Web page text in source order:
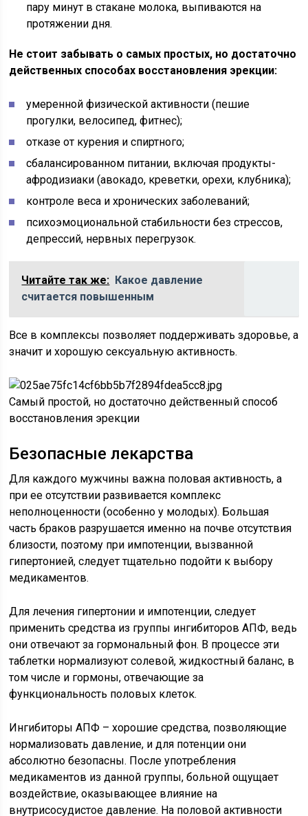
пару минут в стакане молока, выпиваются на
протяжении дня.
Не стоит забывать о самых простых, но достаточно
действенных способах восстановления эрекции:
умеренной физической активности (пешие
прогулки, велосипед, фитнес);
отказе от курения и спиртного;
сбалансированном питании, включая продукты-
афродизиаки (авокадо, креветки, орехи, клубника);
контроле веса и хронических заболеваний;
психоэмоциональной стабильности без стрессов,
депрессий, нервных перегрузок.
Читайте так же: Какое давление
считается повышенным
Все в комплексы позволяет поддерживать здоровье, а
значит и хорошую сексуальную активность.
Самый простой, но достаточно действенный способ
восстановления эрекции
Безопасные лекарства
Для каждого мужчины важна половая активность, а
при ее отсутствии развивается комплекс
неполноценности (особенно у молодых). Большая
часть браков разрушается именно на почве отсутствия
близости, поэтому при импотенции, вызванной
гипертонией, следует тщательно подойти к выбору
медикаментов.
Для лечения гипертонии и импотенции, следует
применить средства из группы ингибиторов АПФ, ведь
они отвечают за гормональный фон. В процессе эти
таблетки нормализуют солевой, жидкостный баланс, в
том числе и гормоны, отвечающие за
функциональность половых клеток.
Ингибиторы АПФ – хорошие средства, позволяющие
нормализовать давление, и для потенции они
абсолютно безопасны. После употребления
медикаментов из данной группы, больной ощущает
воздействие, оказывающее влияние на
внутрисосудистое давление. На половой активности